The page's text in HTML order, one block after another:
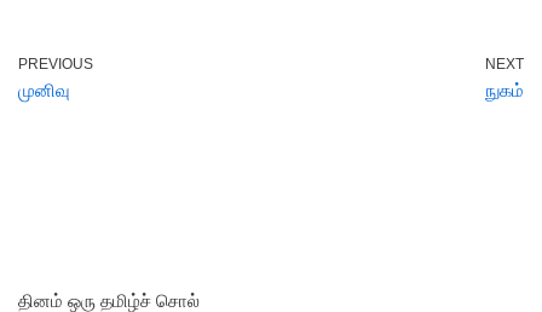
PREVIOUS
முனிவு
NEXT
நுகம்
தினம் ஒரு தமிழ்ச் சொல்